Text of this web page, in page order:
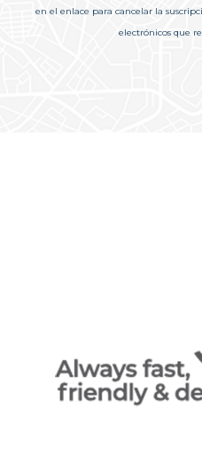
en el enlace para cancelar la
electrónicos que